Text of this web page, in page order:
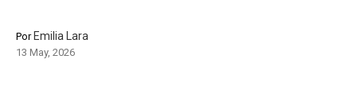
Por Emilia Lara
13 May, 2026